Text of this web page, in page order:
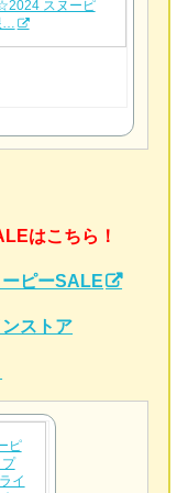
スヌーピ
…
はこちら！
ーピーSALE
ストア
ピ
イ